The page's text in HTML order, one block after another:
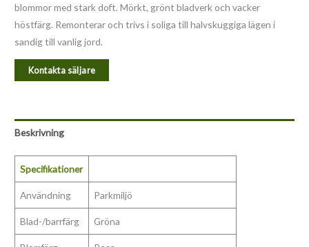
blommor med stark doft. Mörkt, grönt bladverk och vacker
höstfärg. Remonterar och trivs i soliga till halvskuggiga lägen i
sandig till vanlig jord.
Kontakta säljare
Beskrivning
Specifikationer
Användning Parkmiljö
Blad-/barrfärg Gröna